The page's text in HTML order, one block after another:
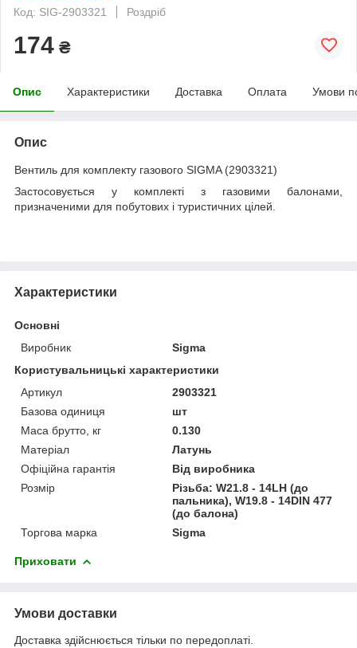
Код: SIG-2903321
Роздріб
174 ₴
Опис Характеристики Доставка Оплата Умови
Опис
Вентиль для комплекту газового SIGMA (2903321)
Застосовується у комплекті з газовими балонами,
призначеними для побутових і туристичних цілей.
Характеристики
Основні
Виробник
Sigma
Користувальницькі характеристики
Артикул
2903321
Базова одиниця
шт
Маса брутто, кг
0.130
Матеріал
Латунь
Офіційна гарантія
Від виробника
Розмір
Різьба: W21.8 - 14LH (до
пальника), W19.8 - 14DIN 477
(до балона)
Торгова марка
Sigma
Приховати
Умови доставки
Доставка здійснюється тільки по передоплаті.